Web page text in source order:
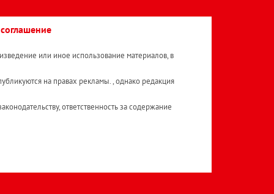
или иное использование материалов, в
на правах рекламы. , однако редакция
ответственность за содержание